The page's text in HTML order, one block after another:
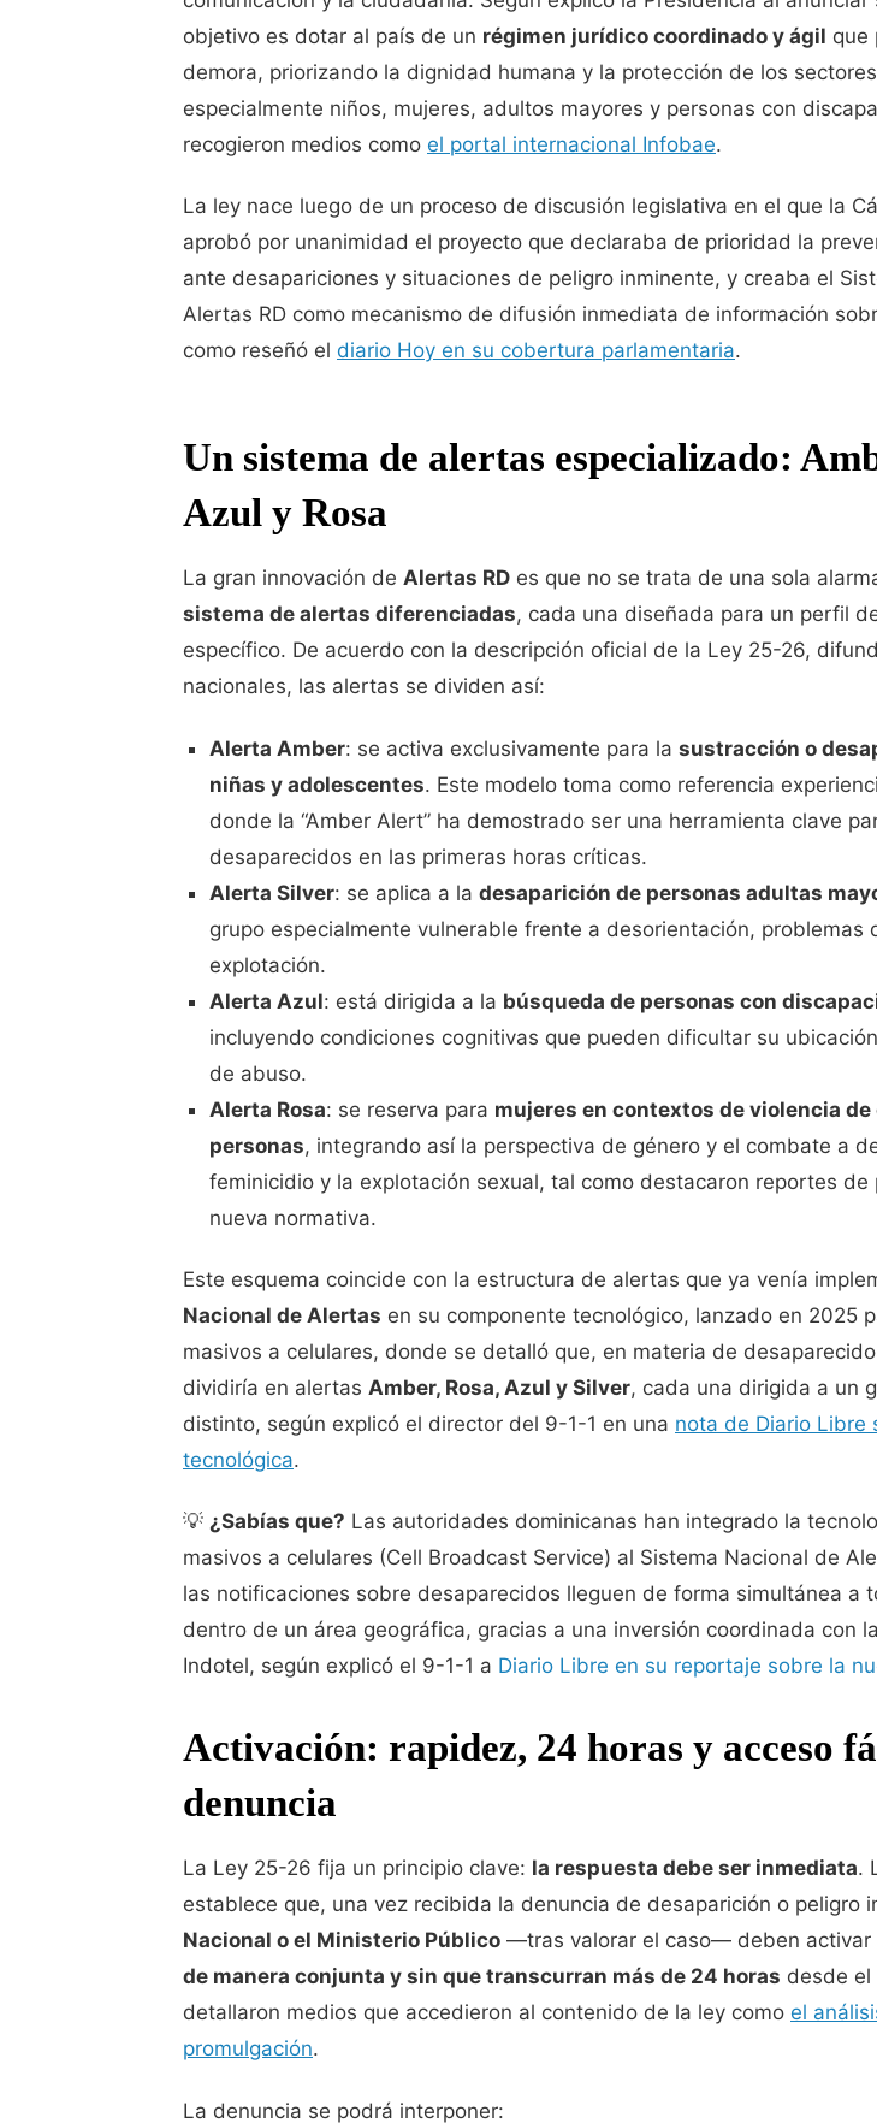
objetivo es dotar al país de un régimen jurídico coordinado y ágil que
demora, priorizando la dignidad humana y la protección de los
especialmente niños, mujeres, adultos mayores y personas con
recogieron medios como el portal internacional Infobae.
La ley nace luego de un proceso de discusión legislativa en el que la
aprobó por unanimidad el proyecto que declaraba de prioridad la
ante desapariciones y situaciones de peligro inminente, y creaba el
Alertas RD como mecanismo de difusión inmediata de información
como reseñó el diario Hoy en su cobertura parlamentaria.
Un sistema de alertas especializado:
Azul y Rosa
La gran innovación de Alertas RD es que no se trata de una sola
sistema de alertas diferenciadas, cada una diseñada para un perfil
específico. De acuerdo con la descripción oficial de la Ley 25-26,
nacionales, las alertas se dividen así:
Alerta Amber: se activa exclusivamente para lasustracción o
niñas y adolescentes. Este modelo toma como referencia
donde la “Amber Alert” ha demostrado ser una herramienta clave
desaparecidos en las primeras horas críticas.
Alerta Silver: se aplica a ladesaparición de personas adultas
grupo especialmente vulnerable frente a desorientación, problemas
explotación.
Alerta Azul: está dirigida a la búsqueda de personas con
incluyendo condiciones cognitivas que pueden dificultar su
de abuso.
Alerta Rosa: se reserva para mujeres en contextos de violencia de
personas, integrando así la perspectiva de género y el combate a
feminicidio y la explotación sexual, tal como destacaron reportes de
nueva normativa.
Este esquema coincide con la estructura de alertas que ya venía
Nacional de Alertas en su componente tecnológico, lanzado en 2025
masivos a celulares, donde se detalló que, en materia de
dividiría en alertas Amber, Rosa, Azul y Silver, cada una dirigida a un
distinto, según explicó el director del 9-1-1 en una nota de Diario Libre
tecnológica.
💡 ¿Sabías que? Las autoridades dominicanas han integrado la
masivos a celulares (Cell Broadcast Service) al Sistema Nacional de
las notificaciones sobre desaparecidos lleguen de forma simultánea a
dentro de un área geográfica, gracias a una inversión coordinada con
Indotel, según explicó el 9-1-1 a Diario Libre en su reportaje sobre la
Activación: rapidez, 24 horas y acceso
denuncia
La Ley 25-26 fija un principio clave: la respuesta debe ser inmediata.
establece que, una vez recibida la denuncia de desaparición o peligro
Nacional o el Ministerio Público —tras valorar el caso— deben activar
de manera conjunta y sin que transcurran más de 24 horas desde el
detallaron medios que accedieron al contenido de la ley como el
promulgación.
La denuncia se podrá interponer: